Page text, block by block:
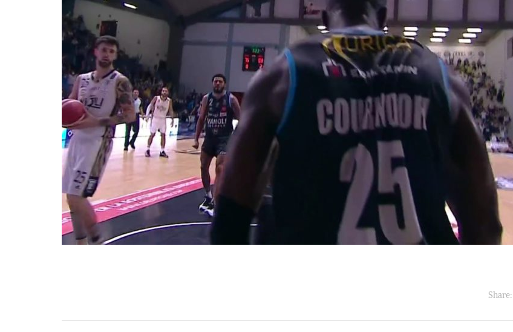
Share:
BERGAMO BASKET 2014,
FORLÌ
PALLACANESTRO 2.015
FORTITUDO BOLOGNA
NEW BASKET BRINDISI
PISTOIA BASKET,
ROSETO , SCAFATI BASKET 1969
SCALIGERA
BASKET VERONA
SCANDONE AVELLINO,SERIE
A2, URANIA MILANO ,VUELLE PESARO
Serie A2, le protagoniste
della stagione 2025-26
08/08/2025
BASKET NEWS,ULTIMISSIME
Alla Roig Arena di
Valencia arriva «The
Eye»
BASKET NEWS
Piazza
con
cielo
17/